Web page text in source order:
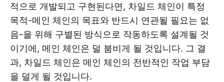
적으로 개발되고 구현된다면, 차일드 체인이 특정
목적-메인 체인의 목표와 반드시 연관될 필요는 없
음-을 위해 구별된 방식으로 작동하도록 설계될 것
이기에, 메인 체인은 덜 붐비게 될 것입니다. 그 결
과, 차일드 체인은 메인 체인의 전반적인 작업 부담
을 덜게 될 것입니다.